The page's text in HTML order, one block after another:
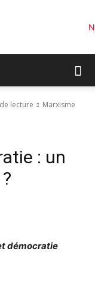
lecture
Marxisme
: un
démocratie